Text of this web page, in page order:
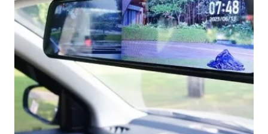
EVENT
SUZUKI
DEPOK
|
SUZUKI
DEPOK